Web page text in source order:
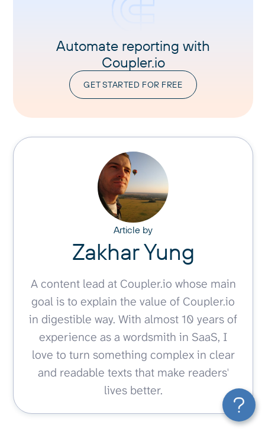
Automate reporting with
Coupler.io
GET STARTED FOR FREE
Article by
Zakhar Yung
A content lead at Coupler.io whose main
goal is to explain the value of Coupler.io
in digestible way. With almost 10 years of
experience as a wordsmith in SaaS, I
love to turn something complex in clear
and readable texts that make readers'
lives better.